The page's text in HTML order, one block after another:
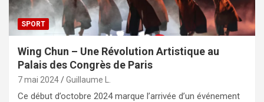
SPORT
Wing Chun – Une Révolution Artistique au
Palais des Congrès de Paris
7 mai 2024 Guillaume L.
Ce début d’octobre 2024 marque l’arrivée d’un événement